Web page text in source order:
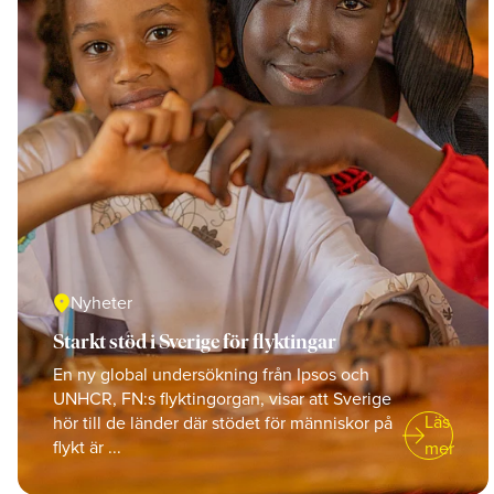
location_onNyheter
Starkt stöd i Sverige för flyktingar
En ny global undersökning från Ipsos och
UNHCR, FN:s flyktingorgan, visar att Sverige
hör till de länder där stödet för människor på
flykt är ...
arrow_right_altLäs
mer